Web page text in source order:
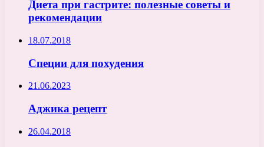
Диета при гастрите: полезные советы и
рекомендации
18.07.2018
Специи для похудения
21.06.2023
Аджика рецепт
26.04.2018